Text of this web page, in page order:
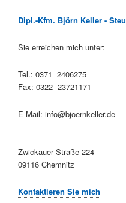
Dipl.-Kfm. Björn Keller -
Sie erreichen mich unter:
Tel.: 0371 2406275
Fax: 0322 23721171
E-Mail: info@bjoernkeller.de
Zwickauer Straße 224
09116 Chemnitz
Kontaktieren Sie mich